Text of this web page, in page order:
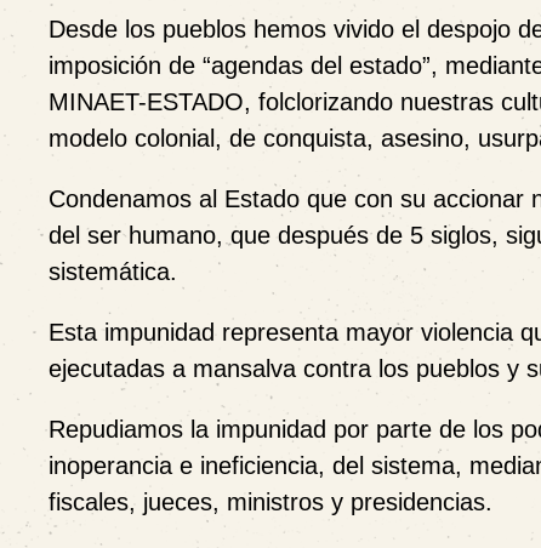
Desde los pueblos hemos vivido el despojo
imposición de “agendas del estado”,
MINAET-ESTADO, folclorizando nuestras
modelo colonial, de conquista, asesino,
Condenamos al Estado que con su accionar
del ser humano, que después de 5 siglos,
sistemática.
Esta impunidad representa mayor violencia
ejecutadas a mansalva contra los pueblos y
Repudiamos la impunidad por parte de los
inoperancia e ineficiencia, del sistema,
fiscales, jueces, ministros y presidencias.